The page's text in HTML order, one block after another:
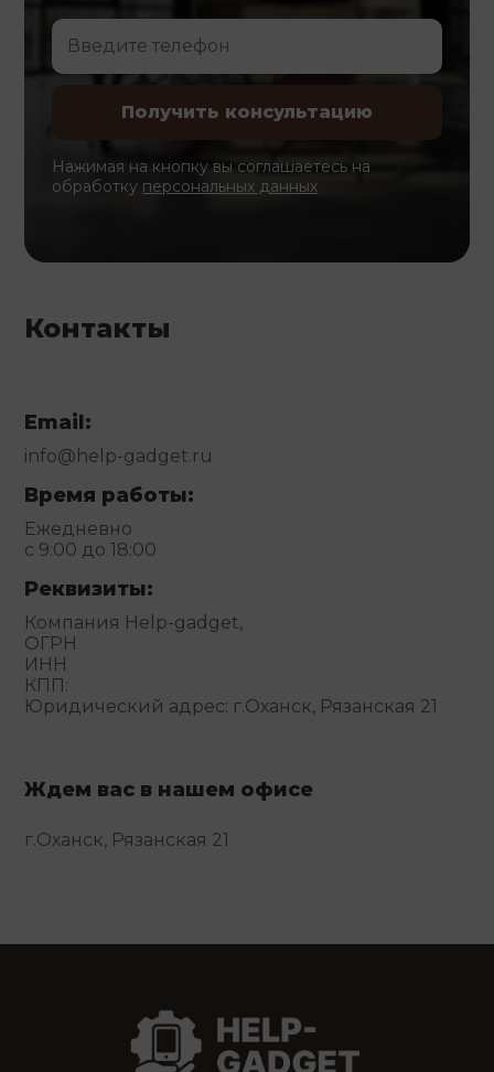
Нажимая на кнопку вы соглашаетесь на
обработку персональных данных
Контакты
Email:
info@help-gadget.ru
Время работы:
Ежедневно
с 9:00 до 18:00
Реквизиты:
Компания Help-gadget,
ОГРН
ИНН
КПП:
Юридический адрес: г.Оханск, Рязанская 21
Ждем вас в нашем офисе
г.Оханск, Рязанская 21